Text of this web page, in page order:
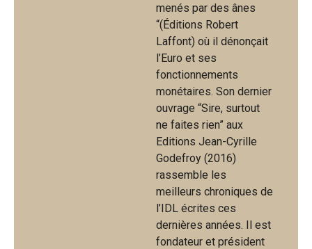
menés par des ânes
“(Éditions Robert
Laffont) où il dénonçait
l’Euro et ses
fonctionnements
monétaires. Son dernier
ouvrage “Sire, surtout
ne faites rien” aux
Editions Jean-Cyrille
Godefroy (2016)
rassemble les
meilleurs chroniques de
l’IDL écrites ces
dernières années. Il est
fondateur et président